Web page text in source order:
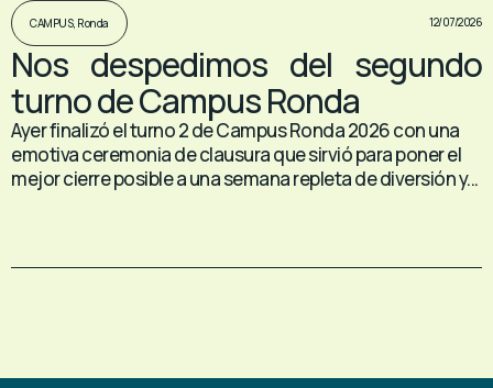
CAMPUS, Ronda 12/07/2026
Nos despedimos del segundo
turno de Campus Ronda
Ayer finalizó el turno 2 de Campus Ronda 2026 con una
emotiva ceremonia de clausura que sirvió para poner el
mejor cierre posible a una semana repleta de diversión y...